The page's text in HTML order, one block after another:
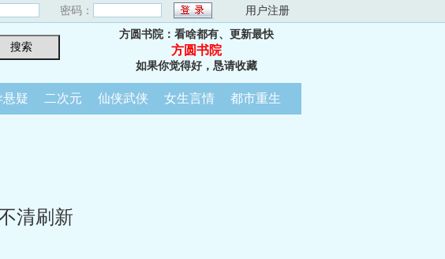
密码： 用户注册
方圆书院：看啥都有、更新最快
方圆书院
如果你觉得好，恳请收藏
悬疑 二次元 仙侠武侠 女生言情 都市重生
清刷新